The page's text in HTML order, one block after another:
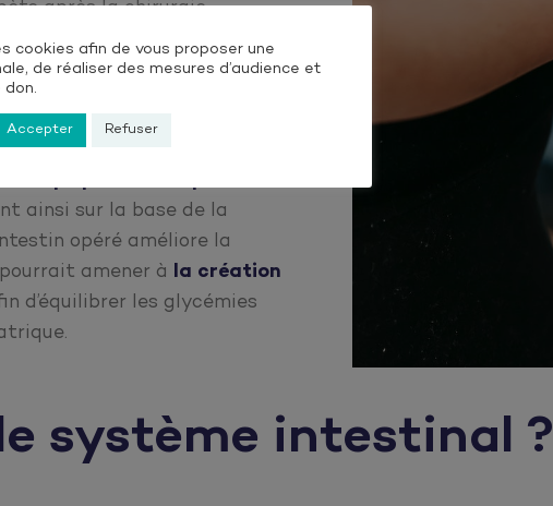
après la chirurgie
pancréas (pancréas
rend de nouveau capable
la glycémie dans le
qui pourraient partir de
ainsi sur la base de la
opéré améliore la
amener à
la création
d’équilibrer les glycémies
système intestinal ?
cookies afin de vous proposer une
de réaliser des mesures d’audience et
don.
Accepter Refuser